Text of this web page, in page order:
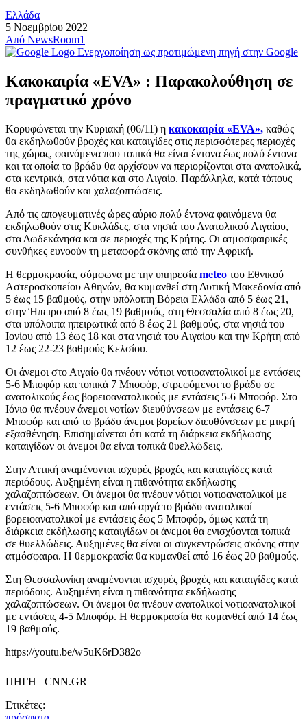
Ελλάδα
5 Νοεμβρίου 2022
Από NewsRoom1
Ενεργοποίηση ως προτιμώμενη πηγή στην Google
Κακοκαιρία «EVA» : Παρακολούθηση σε
πραγματικό χρόνο
Κορυφώνεται την Κυριακή (06/11) η κακοκαιρία «EVA», καθώς
θα εκδηλωθούν βροχές και καταιγίδες στις περισσότερες περιοχές
της χώρας, φαινόμενα που τοπικά θα είναι έντονα έως πολύ έντονα
και τα οποία το βράδυ θα αρχίσουν να περιορίζονται στα ανατολικά,
στα κεντρικά, στα νότια και στο Αιγαίο. Παράλληλα, κατά τόπους
θα εκδηλωθούν και χαλαζοπτώσεις.
Από τις απογευματινές ώρες αύριο πολύ έντονα φαινόμενα θα
εκδηλωθούν στις Κυκλάδες, στα νησιά του Ανατολικού Αιγαίου,
στα Δωδεκάνησα και σε περιοχές της Κρήτης. Οι ατμοσφαιρικές
συνθήκες ευνοούν τη μεταφορά σκόνης από την Αφρική.
Η θερμοκρασία, σύμφωνα με την υπηρεσία meteo του Εθνικού
Αστεροσκοπείου Αθηνών, θα κυμανθεί στη Δυτική Μακεδονία από
5 έως 15 βαθμούς, στην υπόλοιπη Βόρεια Ελλάδα από 5 έως 21,
στην Ήπειρο από 8 έως 19 βαθμούς, στη Θεσσαλία από 8 έως 20,
στα υπόλοιπα ηπειρωτικά από 8 έως 21 βαθμούς, στα νησιά του
Ιονίου από 13 έως 18 και στα νησιά του Αιγαίου και την Κρήτη από
12 έως 22-23 βαθμούς Κελσίου.
Οι άνεμοι στο Αιγαίο θα πνέουν νότιοι νοτιοανατολικοί με εντάσεις
5-6 Μποφόρ και τοπικά 7 Μποφόρ, στρεφόμενοι το βράδυ σε
ανατολικούς έως βορειοανατολικούς με εντάσεις 5-6 Μποφόρ. Στο
Ιόνιο θα πνέουν άνεμοι νοτίων διευθύνσεων με εντάσεις 6-7
Μποφόρ και από το βράδυ άνεμοι βορείων διευθύνσεων με μικρή
εξασθένηση. Επισημαίνεται ότι κατά τη διάρκεια εκδήλωσης
καταιγίδων οι άνεμοι θα είναι τοπικά θυελλώδεις.
Στην Αττική αναμένονται ισχυρές βροχές και καταιγίδες κατά
περιόδους. Αυξημένη είναι η πιθανότητα εκδήλωσης
χαλαζοπτώσεων. Οι άνεμοι θα πνέουν νότιοι νοτιοανατολικοί με
εντάσεις 5-6 Μποφόρ και από αργά το βράδυ ανατολικοί
βορειοανατολικοί με εντάσεις έως 5 Μποφόρ, όμως κατά τη
διάρκεια εκδήλωσης καταιγίδων οι άνεμοι θα ενισχύονται τοπικά
σε θυελλώδεις. Αυξημένες θα είναι οι συγκεντρώσεις σκόνης στην
ατμόσφαιρα. Η θερμοκρασία θα κυμανθεί από 16 έως 20 βαθμούς.
Στη Θεσσαλονίκη αναμένονται ισχυρές βροχές και καταιγίδες κατά
περιόδους. Αυξημένη είναι η πιθανότητα εκδήλωσης
χαλαζοπτώσεων. Οι άνεμοι θα πνέουν ανατολικοί νοτιοανατολικοί
με εντάσεις 4-5 Μποφόρ. Η θερμοκρασία θα κυμανθεί από 14 έως
19 βαθμούς.
https://youtu.be/w5uK6rD382o
ΠΗΓΗ CNN.GR
Ετικέτες: